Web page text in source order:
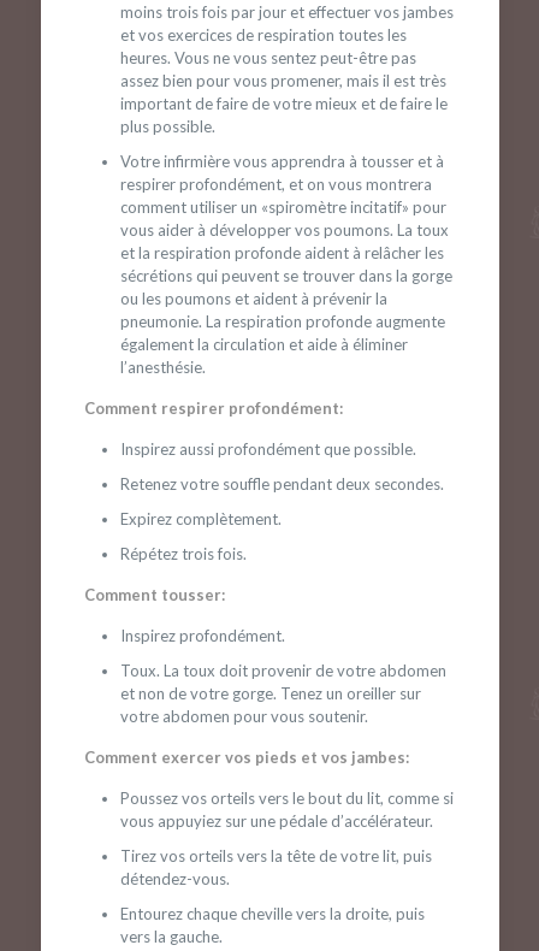
moins trois fois par jour et effectuer vos jambes
et vos exercices de respiration toutes les
heures. Vous ne vous sentez peut-être pas
assez bien pour vous promener, mais il est très
important de faire de votre mieux et de faire le
plus possible.
Votre infirmière vous apprendra à tousser et à
respirer profondément, et on vous montrera
comment utiliser un «spiromètre incitatif» pour
vous aider à développer vos poumons. La toux
et la respiration profonde aident à relâcher les
sécrétions qui peuvent se trouver dans la gorge
ou les poumons et aident à prévenir la
pneumonie. La respiration profonde augmente
également la circulation et aide à éliminer
l’anesthésie.
Comment respirer profondément:
Inspirez aussi profondément que possible.
Retenez votre souffle pendant deux secondes.
Expirez complètement.
Répétez trois fois.
Comment tousser:
Inspirez profondément.
Toux. La toux doit provenir de votre abdomen
et non de votre gorge. Tenez un oreiller sur
votre abdomen pour vous soutenir.
Comment exercer vos pieds et vos jambes:
Poussez vos orteils vers le bout du lit, comme si
vous appuyiez sur une pédale d’accélérateur.
Tirez vos orteils vers la tête de votre lit, puis
détendez-vous.
Entourez chaque cheville vers la droite, puis
vers la gauche.